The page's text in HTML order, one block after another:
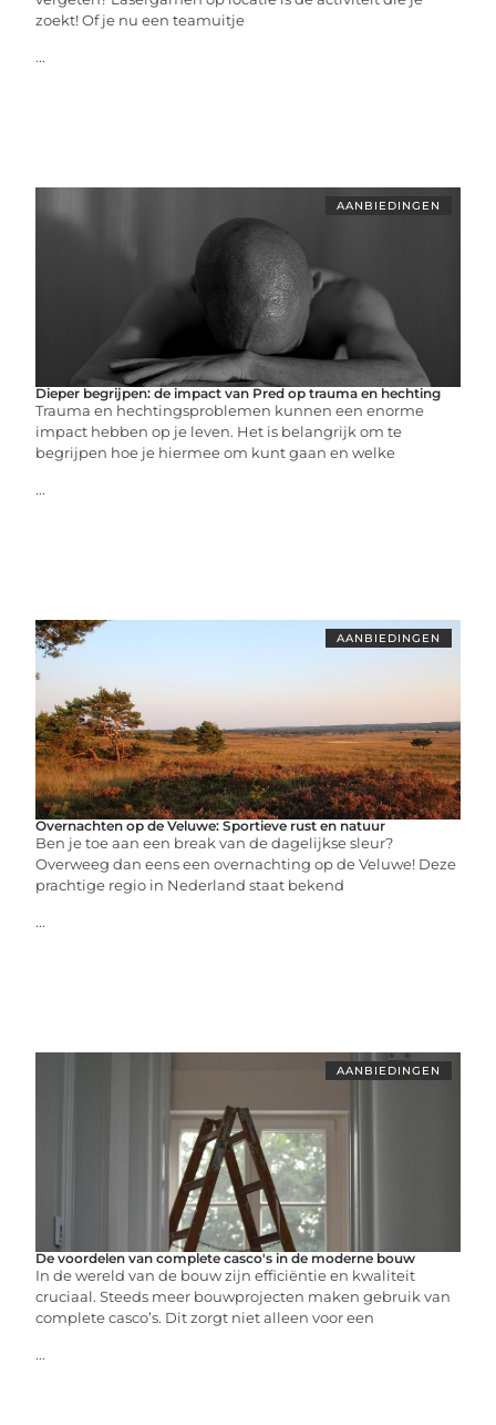
zoekt! Of je nu een teamuitje
...
AANBIEDINGEN
Dieper begrijpen: de impact van Pred op trauma en hechting
Trauma en hechtingsproblemen kunnen een enorme
impact hebben op je leven. Het is belangrijk om te
begrijpen hoe je hiermee om kunt gaan en welke
...
AANBIEDINGEN
Overnachten op de Veluwe: Sportieve rust en natuur
Ben je toe aan een break van de dagelijkse sleur?
Overweeg dan eens een overnachting op de Veluwe! Deze
prachtige regio in Nederland staat bekend
...
AANBIEDINGEN
De voordelen van complete casco's in de moderne bouw
In de wereld van de bouw zijn efficiëntie en kwaliteit
cruciaal. Steeds meer bouwprojecten maken gebruik van
complete casco’s. Dit zorgt niet alleen voor een
...